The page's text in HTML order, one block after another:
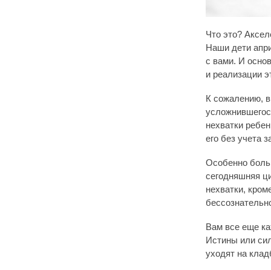
Что это?
Наши дети
с вами. И
и реализации
К сожалению,
нехватки
его без учета
Особенно
сегодняшняя
нехватки,
Вам все еще
Истины или
уходят на